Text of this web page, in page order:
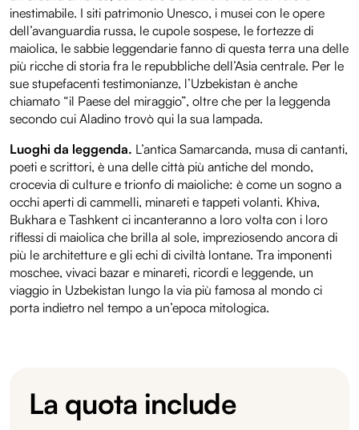
inestimabile. I siti patrimonio Unesco, i musei con le opere
dell’avanguardia russa, le cupole sospese, le fortezze di
maiolica, le sabbie leggendarie fanno di questa terra una delle
più ricche di storia fra le repubbliche dell’Asia centrale. Per le
sue stupefacenti testimonianze, l’Uzbekistan è anche
chiamato “il Paese del miraggio”, oltre che per la leggenda
secondo cui Aladino trovò qui la sua lampada.
Luoghi da leggenda. L’antica Samarcanda, musa di cantanti,
poeti e scrittori, è una delle città più antiche del mondo,
crocevia di culture e trionfo di maioliche: è come un sogno a
occhi aperti di cammelli, minareti e tappeti volanti. Khiva,
Bukhara e Tashkent ci incanteranno a loro volta con i loro
riflessi di maiolica che brilla al sole, impreziosendo ancora di
più le architetture e gli echi di civiltà lontane. Tra imponenti
moschee, vivaci bazar e minareti, ricordi e leggende, un
viaggio in Uzbekistan lungo la via più famosa al mondo ci
porta indietro nel tempo a un’epoca mitologica.
La quota include